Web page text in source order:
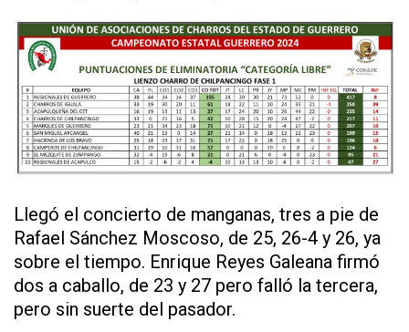
Llegó el concierto de manganas, tres a pie de
Rafael Sánchez Moscoso, de 25, 26-4 y 26, ya
sobre el tiempo. Enrique Reyes Galeana firmó
dos a caballo, de 23 y 27 pero falló la tercera,
pero sin suerte del pasador.